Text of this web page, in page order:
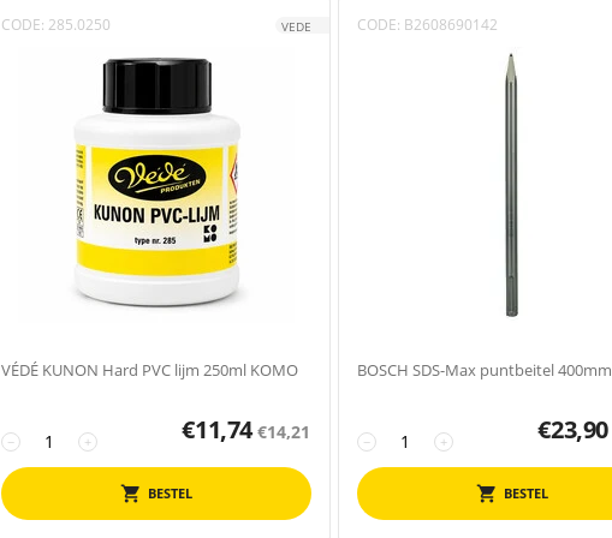
CODE: 285.0250 VEDE
VÉDÉ KUNON Hard PVC lijm 250ml KOMO
+
− €11,74 €14,21
BESTEL
CODE: B2608690142
BOSCH SDS-Max puntbeitel 400mm
+
− €23,90
BESTEL